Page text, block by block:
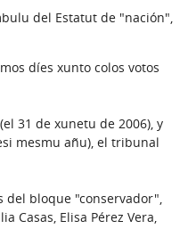
del Estatut de "nación",
díes xunto colos votos
31 de xunetu de 2006), y
mesmu añu), el tribunal
del bloque "conservador",
Casas, Elisa Pérez Vera,